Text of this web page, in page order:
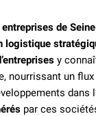
entreprises de
logistique
y
nourrissant un
dans
par ces